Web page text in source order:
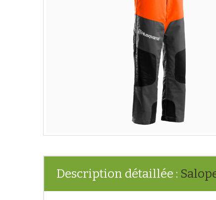
Description détaillée :